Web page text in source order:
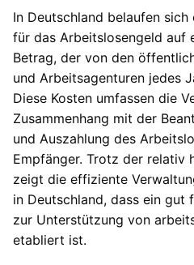
In Deutschland belaufen
für das Arbeitslosengeld auf
Betrag, der von den
und Arbeitsagenturen jedes
Diese Kosten umfassen die
Zusammenhang mit der
und Auszahlung des
Empfänger. Trotz der relativ
zeigt die effiziente
in Deutschland, dass ein gut
zur Unterstützung von
etabliert ist.